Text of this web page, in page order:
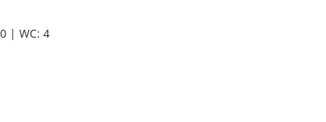
| WC: 4